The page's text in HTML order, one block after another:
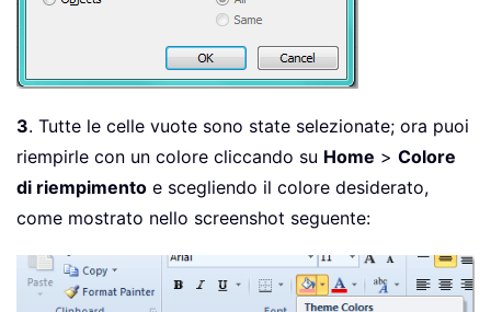
3. Tutte le celle vuote sono state selezionate; ora puoi
riempirle con un colore cliccando su Home > Colore
di riempimento e scegliendo il colore desiderato,
come mostrato nello screenshot seguente: